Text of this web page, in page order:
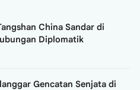
China Sandar di
Diplomatik
Gencatan Senjata di